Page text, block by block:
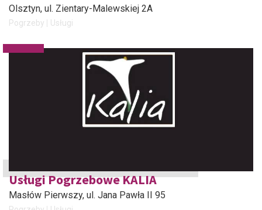
Olsztyn, ul. Zientary-Malewskiej 2A
Pogrzeby Usługi
Usługi Pogrzebowe KALIA
Masłów Pierwszy, ul. Jana Pawła II 95